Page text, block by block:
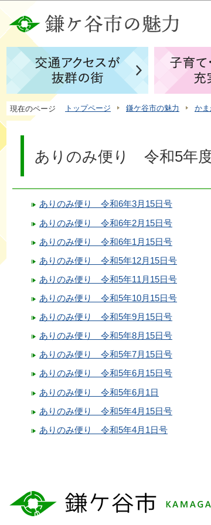
現在のページ トップページ 鎌ケ谷市の魅力 か
ありのみ便り 令和5年
ありのみ便り 令和6年3月15日号
ありのみ便り 令和6年2月15日号
ありのみ便り 令和6年1月15日号
ありのみ便り 令和5年12月15日号
ありのみ便り 令和5年11月15日号
ありのみ便り 令和5年10月15日号
ありのみ便り 令和5年9月15日号
ありのみ便り 令和5年8月15日号
ありのみ便り 令和5年7月15日号
ありのみ便り 令和5年6月15日号
ありのみ便り 令和5年6月1日
ありのみ便り 令和5年4月15日号
ありのみ便り 令和5年4月1日号